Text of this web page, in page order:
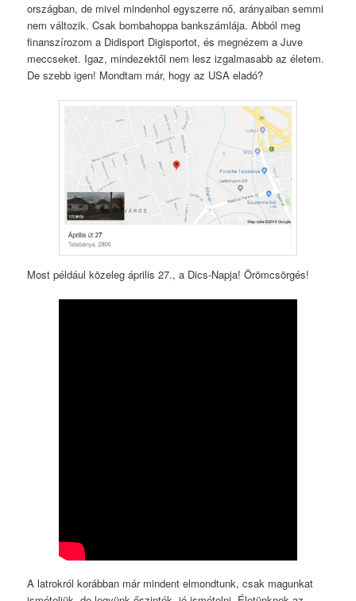
országban, de mivel mindenhol egyszerre nő, arányaiban semmi
nem változik. Csak bombahoppa bankszámlája. Abból meg
finanszírozom a Didisport Digisportot, és megnézem a Juve
meccseket. Igaz, mindezektől nem lesz izgalmasabb az életem.
De szebb igen! Mondtam már, hogy az USA eladó?
Most például közeleg április 27., a Dics-Napja! Örömcsörgés!
A latrokról korábban már mindent elmondtunk, csak magunkat